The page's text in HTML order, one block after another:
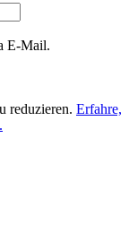
E-Mail.
reduzieren. Erfahre,